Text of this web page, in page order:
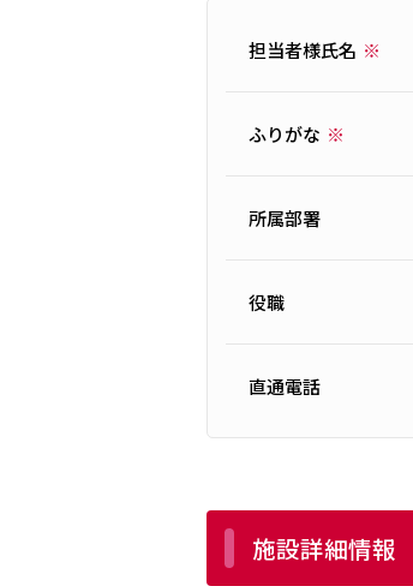
担当者様氏名
ふりがな
所属部署
役職
直通電話
施設詳細情報